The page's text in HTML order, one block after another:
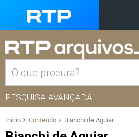
PESQUISA AVANÇADA
Início Conteúdo Bianchi de Aguiar